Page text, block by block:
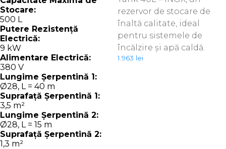
Stocare:
500 L
Putere Rezistență
Electrică:
9 kW
Alimentare Electrică:
380 V
Lungime Șerpentină 1:
Ø28, L = 40 m
Suprafață Șerpentină 1:
3,5 m²
Lungime Șerpentină 2:
Ø28, L = 15 m
Suprafață Șerpentină 2:
1,3 m²
rezervor de stocare de
înaltă calitate, ideal
pentru sistemele de
încălzire și apă caldă.
1.963 lei